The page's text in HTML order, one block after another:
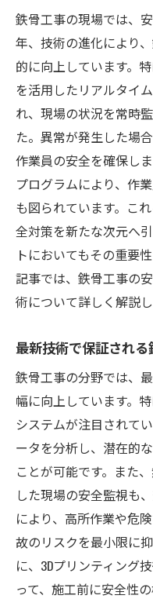
鉄骨工事の現場では、
年、技術の進化により
的に向上しています。
を活用したリアルタイ
れ、現場の状況を常時
た。異常が発生した場
作業員の安全を確保し
プログラムにより、作
も図られています。こ
全対策を新たな次元へ
トにおいてもその重要
記事では、鉄骨工事の
術について詳しく解説し
最新技術で保証され
鉄骨工事の分野では、
幅に向上しています。
システムが注目されて
ータを分析し、潜在的
ことが可能です。また
した現場の安全監視も
により、高所作業や危
故のリスクを最小限に
に、3Dプリンティング
って、施工前に安全性